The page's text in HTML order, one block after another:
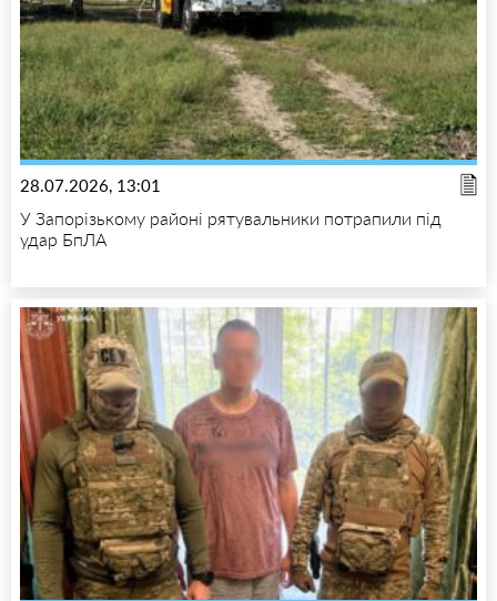
28.07.2026, 13:01
У Запорізькому районі рятувальники потрапили під
удар БпЛА